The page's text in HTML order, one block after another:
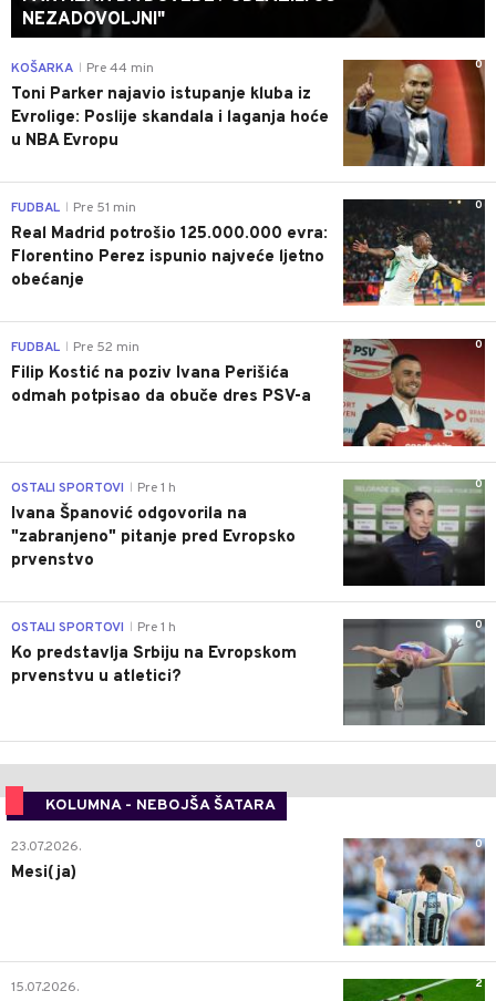
NEZADOVOLJNI"
0
KOŠARKA Pre 44 min
Toni Parker najavio istupanje kluba iz
Evrolige: Poslije skandala i laganja hoće
u NBA Evropu
0
FUDBAL Pre 51 min
Real Madrid potrošio 125.000.000 evra:
Florentino Perez ispunio najveće ljetno
obećanje
0
FUDBAL Pre 52 min
Filip Kostić na poziv Ivana Perišića
odmah potpisao da obuče dres PSV-a
0
OSTALI SPORTOVI Pre 1 h
Ivana Španović odgovorila na
"zabranjeno" pitanje pred Evropsko
prvenstvo
0
OSTALI SPORTOVI Pre 1 h
Ko predstavlja Srbiju na Evropskom
prvenstvu u atletici?
KOLUMNA - NEBOJŠA ŠATARA
0
23.07.2026.
Mesi(ja)
2
15.07.2026.